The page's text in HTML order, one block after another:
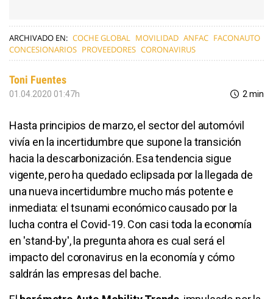
ARCHIVADO EN: COCHE GLOBAL MOVILIDAD ANFAC FACONAUTO
CONCESIONARIOS PROVEEDORES CORONAVIRUS
Toni Fuentes
01.04.2020 01:47h 2 min
Hasta principios de marzo, el sector del automóvil
vivía en la incertidumbre que supone la transición
hacia la descarbonización. Esa tendencia sigue
vigente, pero ha quedado eclipsada por la llegada de
una nueva incertidumbre mucho más potente e
inmediata: el tsunami económico causado por la
lucha contra el Covid-19. Con casi toda la economía
en 'stand-by', la pregunta ahora es cual será el
impacto del coronavirus en la economía y cómo
saldrán las empresas del bache.